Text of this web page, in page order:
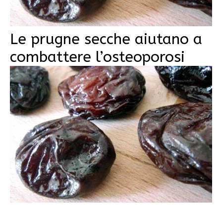
Le prugne secche aiutano a
combattere l’osteoporosi